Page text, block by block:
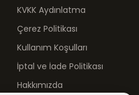
KVKK Aydınlatma
Çerez Politikası
Kullanım Koşulları
İptal ve İade Politikası
Hakkımızda